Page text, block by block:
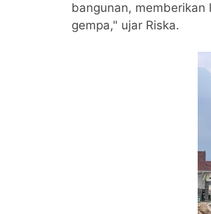
bangunan,
gempa," ujar Riska.